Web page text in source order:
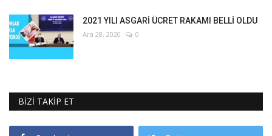
2021 YILI ASGARİ ÜCRET RAKAMI BELLİ OLDU
Ara 28, 2020 0
BİZİ TAKİP ET